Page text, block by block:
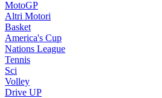
MotoGP
Altri Motori
Basket
America's Cup
Nations League
Tennis
Sci
Volley
Drive UP